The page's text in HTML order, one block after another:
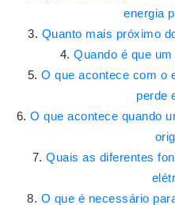
energia
Quanto mais próximo
Quando é que
O que acontece com o
perde
O que acontece quando
Quais as diferentes
O que é necessário